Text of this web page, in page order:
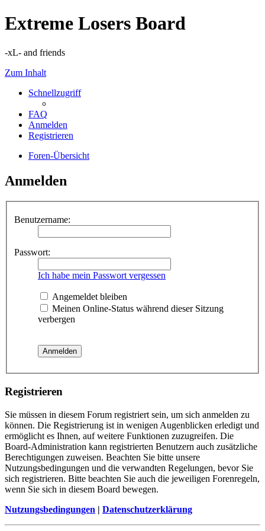
Extreme Losers Board
-xL- and friends
Zum Inhalt
Schnellzugriff
FAQ
Anmelden
Registrieren
Foren-Übersicht
Anmelden
Benutzername:
Passwort:
Ich habe mein Passwort vergessen
Angemeldet bleiben
Meinen Online-Status während dieser Sitzung
verbergen
Registrieren
Sie müssen in diesem Forum registriert sein, um sich anmelden zu
können. Die Registrierung ist in wenigen Augenblicken erledigt und
ermöglicht es Ihnen, auf weitere Funktionen zuzugreifen. Die
Board-Administration kann registrierten Benutzern auch zusätzliche
Berechtigungen zuweisen. Beachten Sie bitte unsere
Nutzungsbedingungen und die verwandten Regelungen, bevor Sie
sich registrieren. Bitte beachten Sie auch die jeweiligen Forenregeln,
wenn Sie sich in diesem Board bewegen.
Nutzungsbedingungen | Datenschutzerklärung